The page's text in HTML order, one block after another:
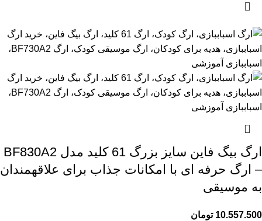
ارگ بیگ فاین سایز بزرگ 61 کلید مدل BF830A2
– ارگ حرفه ای با امکانات جذاب برای علاقهمندان
به موسیقی
10.557.500 تومان